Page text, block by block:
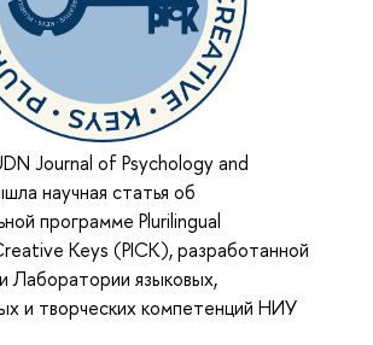
Journal of Psychology and
научная статья об
программе Plurilingual
Keys (PICK), разработанной
Лаборатории языковых,
и творческих компетенций НИУ